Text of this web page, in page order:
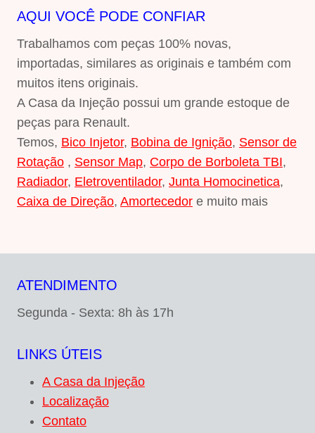
AQUI VOCÊ PODE CONFIAR
Trabalhamos com peças 100% novas,
importadas, similares as originais e também com
muitos itens originais.
A Casa da Injeção possui um grande estoque de
peças para Renault.
Temos, Bico Injetor, Bobina de Ignição, Sensor de
Rotação , Sensor Map, Corpo de Borboleta TBI,
Radiador, Eletroventilador, Junta Homocinetica,
Caixa de Direção, Amortecedor e muito mais
ATENDIMENTO
Segunda - Sexta: 8h às 17h
LINKS ÚTEIS
A Casa da Injeção
Localização
Contato